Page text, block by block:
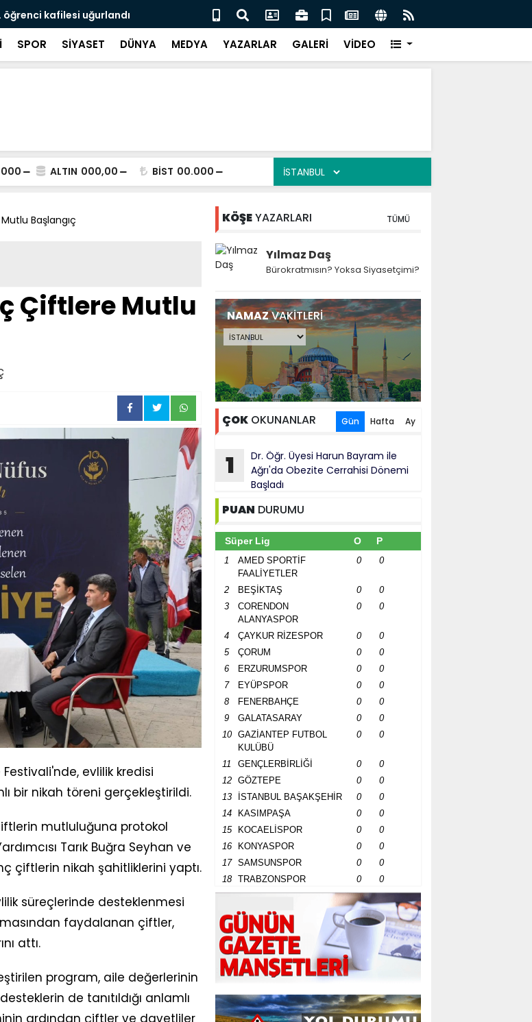
kafilesi uğurlandı
Doğubayazıt Kekiği İçin Tarihi Adım: Coğrafi İşaret ve Markalaşma
Süreci Başladı
SPOR SİYASET DÜNYA MEDYA YAZARLAR GALERİ VİDEO
ALTIN 000,00 BİST 00.000
Başlangıç
Çiftlere Mutlu
evlilik kredisi
bir nikah töreni gerçekleştirildi.
mutluluğuna protokol
Tarık Buğra Seyhan ve
çiftlerin nikah şahitliklerini yaptı.
süreçlerinde desteklenmesi
faydalanan çiftler,
attı.
program, aile değerlerinin
de tanıtıldığı anlamlı
ardından çiftler ve davetliler
KÖŞEYAZARLARI TÜMÜ
Yılmaz Daş
Bürokratmısın? Yoksa Siyasetçimi?
NAMAZVAKİTLERİ
ÇOK OKUNANLAR Gün Hafta Ay
1
Dr. Öğr. Üyesi Harun Bayram ile
Ağrı'da Obezite Cerrahisi Dönemi
Başladı
PUAN DURUMU
Süper Lig O P
1
AMED SPORTİF
FAALİYETLER
0 0
2 BEŞİKTAŞ 0
0
3
CORENDON
ALANYASPOR
0 0
4 ÇAYKUR RİZESPOR 0
0
5
ÇORUM 0
0
6
ERZURUMSPOR 0
0
7
EYÜPSPOR 0
0
8
FENERBAHÇE 0
0
9
GALATASARAY 0
0
10
GAZİANTEP FUTBOL
KULÜBÜ
0 0
11 GENÇLERBİRLİĞİ 0
0
12
GÖZTEPE 0
0
13
İSTANBUL BAŞAKŞEHİR 0
0
14
KASIMPAŞA 0
0
15
KOCAELİSPOR 0
0
16
KONYASPOR 0
0
17
SAMSUNSPOR 0
0
18
TRABZONSPOR 0 0